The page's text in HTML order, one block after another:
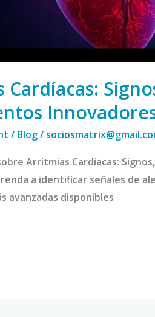
/ Blog/
Arritmias Cardíacas:
a identificar señales de
avanzadas disponibles